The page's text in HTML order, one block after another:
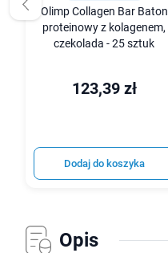
Olimp Collagen Bar Baton
proteinowy z kolagenem,
czekolada - 25 sztuk
123,39 zł
Dodaj do koszyka
Opis